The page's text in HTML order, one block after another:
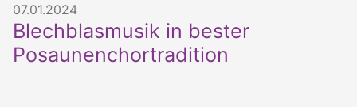
07.01.2024
Blechblasmusik in bester
Posaunenchortradition